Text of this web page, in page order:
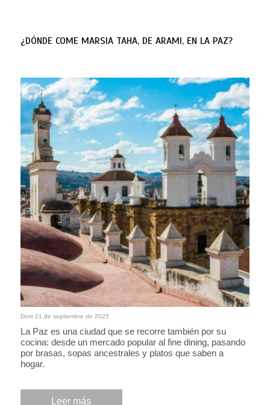
¿DÓNDE COME MARSIA TAHA, DE ARAMI, EN LA PAZ?
Dom 21 de septiembre de 2025
La Paz es una ciudad que se recorre también por su
cocina: desde un mercado popular al fine dining, pasando
por brasas, sopas ancestrales y platos que saben a
hogar.
Leer más